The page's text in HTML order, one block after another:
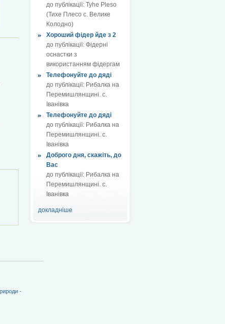
до публікації: Tyhe Pleso
(Тихе Плесо с. Велике
Колодно)
Хороший фідер йде з 2
до публікації: Фідерні
оснастки з
використанням фідергам
Телефонуйте до дяді
до публікації: Рибалка на
Перемишлянщині. с.
Іванівка
Телефонуйте до дяді
до публікації: Рибалка на
Перемишлянщині. с.
Іванівка
Доброго дня, скажіть, до
Вас
до публікації: Рибалка на
Перемишлянщині. с.
Іванівка
докладніше